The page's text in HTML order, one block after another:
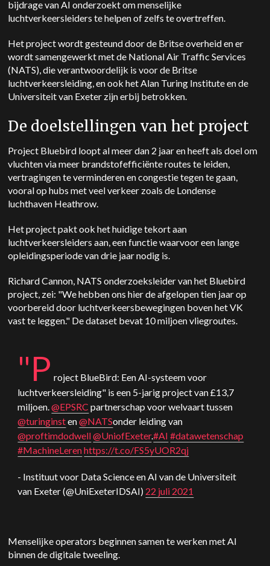
bijdrage van AI onderzoekt om menselijke
luchtverkeersleiders te helpen of zelfs te overtreffen.
Het project wordt gesteund door de Britse overheid en er
wordt samengewerkt met de National Air Traffic Services
(NATS), die verantwoordelijk is voor de Britse
luchtverkeersleiding, en ook het Alan Turing Institute en de
Universiteit van Exeter zijn erbij betrokken.
De doelstellingen van het project
Project Bluebird loopt al meer dan 2 jaar en heeft als doel om
vluchten via meer brandstofefficiënte routes te leiden,
vertragingen te verminderen en congestie tegen te gaan,
vooral op hubs met veel verkeer zoals de Londense
luchthaven Heathrow.
Het project pakt ook het huidige tekort aan
luchtverkeersleiders aan, een functie waarvoor een lange
opleidingsperiode van drie jaar nodig is.
Richard Cannon, NATS onderzoeksleider van het Bluebird
project, zei: "We hebben ons hier de afgelopen tien jaar op
voorbereid door luchtverkeersbewegingen boven het VK
vast te leggen." De dataset bevat 10 miljoen vliegroutes.
"P roject BlueBird: Een AI-systeem voor
luchtverkeersleiding" is een 5-jarig project van £13,7
miljoen.@EPSRC partnerschap voor welvaart tussen
@turinginsten@NATSonder leiding van
@proftimdodwell@UniofExeter.#AI #datawetenschap
#MachineLerenhttps://t.co/FS5yUOR2qj
- Instituut voor Data Science en AI van de Universiteit
van Exeter (@UniExeterIDSAI) 22 juli 2021
Menselijke operators beginnen samen te werken met AI
binnen de digitale tweeling.